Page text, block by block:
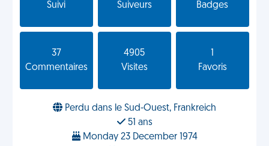
Suivi
Suiveurs
Badges
37
Commentaires
4905
Visites
Favoris
Perdu dans le Sud-Ouest, Frankreich
51 ans
Monday 23 December 1974